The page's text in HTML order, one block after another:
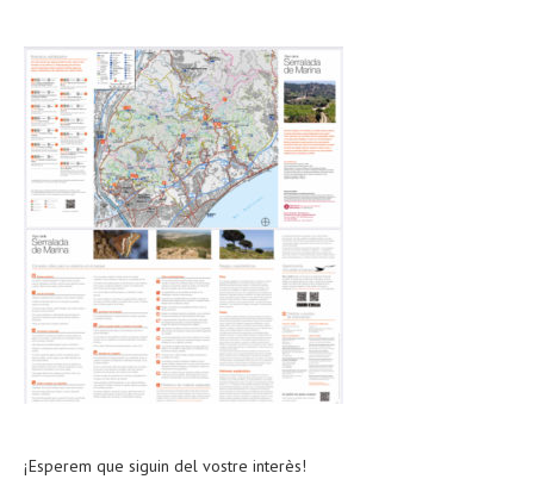
¡Esperem que siguin del vostre interès!